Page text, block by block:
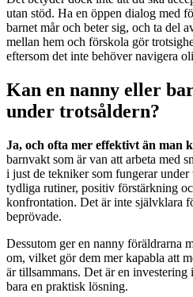
utan stöd. Ha en öppen dialog med
barnet mår och beter sig, och ta del
mellan hem och förskola gör
eftersom det inte behöver navigera
Kan en nanny eller
under trotsåldern?
Ja, och ofta mer effektivt än man
barnvakt som är van att arbeta med
i just de tekniker som fungerar
tydliga rutiner, positiv förstärkning
konfrontation. Det är inte självklara
beprövade.
Dessutom ger en nanny föräldrarna
om, vilket gör dem mer kapabla att
är tillsammans. Det är en
bara en praktisk lösning.